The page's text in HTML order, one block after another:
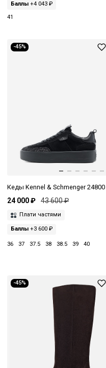
Баллы +4 043 ₽
41
-45%
Кеды Kennel & Schmenger 24800
24 000 ₽ 43 600 ₽
Плати частями
Баллы +3 600 ₽
36 37 37.5 38 38.5 39 40
-45%